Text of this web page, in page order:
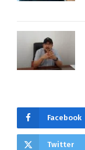
Facebook
Twitter